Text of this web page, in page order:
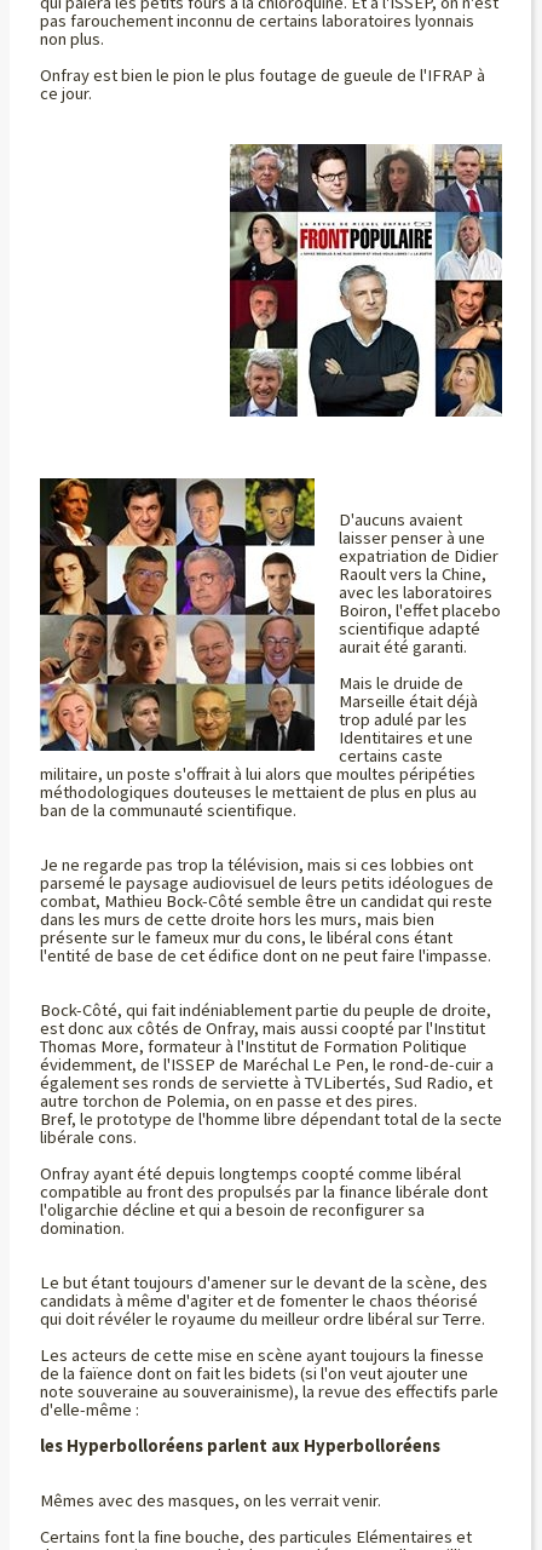
pas farouchement inconnu de certains laboratoires lyonnais
non plus.
Onfray est bien le pion le plus foutage de gueule de l'IFRAP à
ce jour.
D'aucuns avaient
laisser penser à une
expatriation de Didier
Raoult vers la Chine,
avec les laboratoires
Boiron, l'effet placebo
scientifique adapté
aurait été garanti.
Mais le druide de
Marseille était déjà
trop adulé par les
Identitaires et une
certains caste
militaire, un poste s'offrait à lui alors que moultes péripéties
méthodologiques douteuses le mettaient de plus en plus au
ban de la communauté scientifique.
Je ne regarde pas trop la télévision, mais si ces lobbies ont
parsemé le paysage audiovisuel de leurs petits idéologues de
combat, Mathieu Bock-Côté semble être un candidat qui reste
dans les murs de cette droite hors les murs, mais bien
présente sur le fameux mur du cons, le libéral cons étant
l'entité de base de cet édifice dont on ne peut faire l'impasse.
Bock-Côté, qui fait indéniablement partie du peuple de droite,
est donc aux côtés de Onfray, mais aussi coopté par l'Institut
Thomas More, formateur à l'Institut de Formation Politique
évidemment, de l'ISSEP de Maréchal Le Pen, le rond-de-cuir a
également ses ronds de serviette à TVLibertés, Sud Radio, et
autre torchon de Polemia, on en passe et des pires.
Bref, le prototype de l'homme libre dépendant total de la secte
libérale cons.
Onfray ayant été depuis longtemps coopté comme libéral
compatible au front des propulsés par la finance libérale dont
l'oligarchie décline et qui a besoin de reconfigurer sa
domination.
Le but étant toujours d'amener sur le devant de la scène, des
candidats à même d'agiter et de fomenter le chaos théorisé
qui doit révéler le royaume du meilleur ordre libéral sur Terre.
Les acteurs de cette mise en scène ayant toujours la finesse
de la faïence dont on fait les bidets (si l'on veut ajouter une
note souveraine au souverainisme), la revue des effectifs parle
d'elle-même :
les Hyperbolloréens parlent aux Hyperbolloréens
Mêmes avec des masques, on les verrait venir.
Certains font la fine bouche, des particules Elémentaires et